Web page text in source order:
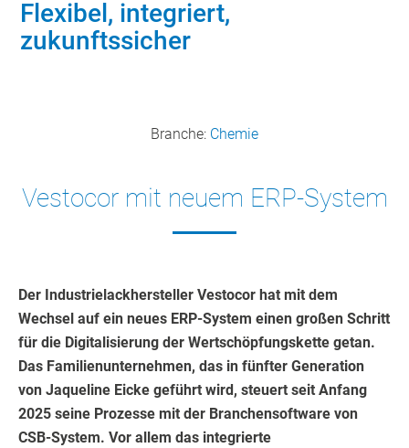
Flexibel, integriert,
zukunftssicher
Branche: Chemie
Vestocor mit neuem ERP-System
Der Industrielackhersteller Vestocor hat mit dem
Wechsel auf ein neues ERP-System einen großen Schritt
für die Digitalisierung der Wertschöpfungskette getan.
Das Familienunternehmen, das in fünfter Generation
von Jaqueline Eicke geführt wird, steuert seit Anfang
2025 seine Prozesse mit der Branchensoftware von
CSB-System. Vor allem das integrierte